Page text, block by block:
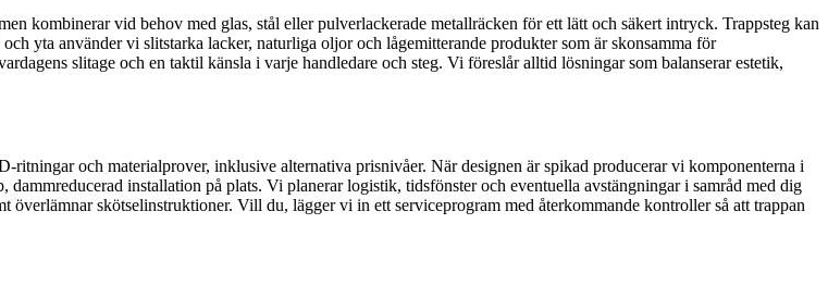
kombinerar vid behov med glas, stål eller pulverlackerade metallräcken för ett lätt och säkert intryck. Trappsteg kan
yta använder vi slitstarka lacker, naturliga oljor och lågemitterande produkter som är skonsamma för
slitage och en taktil känsla i varje handledare och steg. Vi föreslår alltid lösningar som balanserar estetik,
och materialprover, inklusive alternativa prisnivåer. När designen är spikad producerar vi komponenterna i
installation på plats. Vi planerar logistik, tidsfönster och eventuella avstängningar i samråd med dig
skötselinstruktioner. Vill du, lägger vi in ett serviceprogram med återkommande kontroller så att trappan